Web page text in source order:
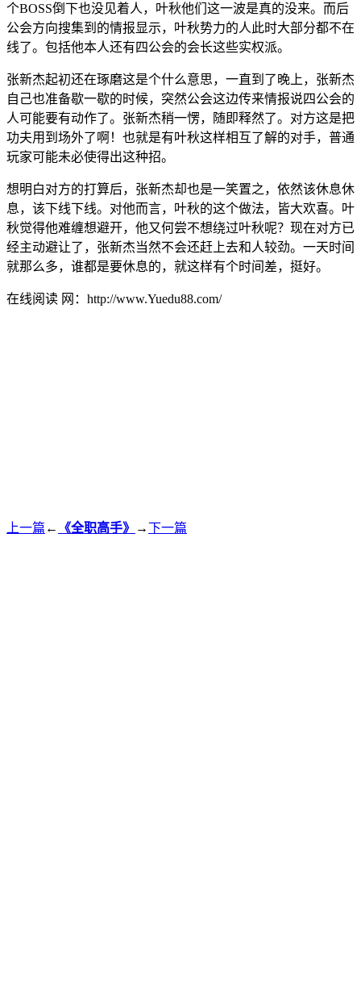
个BOSS倒下也没见着人，叶秋他们这一波是真的没来。而后
公会方向搜集到的情报显示，叶秋势力的人此时大部分都不在
线了。包括他本人还有四公会的会长这些实权派。
张新杰起初还在琢磨这是个什么意思，一直到了晚上，张新杰
自己也准备歇一歇的时候，突然公会这边传来情报说四公会的
人可能要有动作了。张新杰稍一愣，随即释然了。对方这是把
功夫用到场外了啊！也就是有叶秋这样相互了解的对手，普通
玩家可能未必使得出这种招。
想明白对方的打算后，张新杰却也是一笑置之，依然该休息休
息，该下线下线。对他而言，叶秋的这个做法，皆大欢喜。叶
秋觉得他难缠想避开，他又何尝不想绕过叶秋呢？现在对方已
经主动避让了，张新杰当然不会还赶上去和人较劲。一天时间
就那么多，谁都是要休息的，就这样有个时间差，挺好。
在线阅读 网：http://www.Yuedu88.com/
上一篇 ← 《全职高手》 →下一篇